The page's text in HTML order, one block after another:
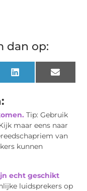
dan op:
LinkedInEmail
Tip: Gebruik
maar eens naar
van
kunnen
echt geschikt
luidsprekers op